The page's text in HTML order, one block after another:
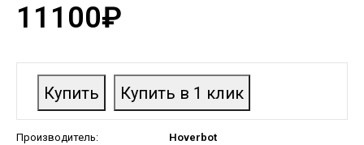
11100₽
Производитель:
Hoverbot